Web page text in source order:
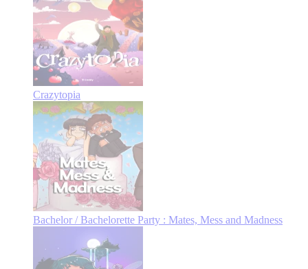
Crazytopia
Bachelor / Bachelorette Party : Mates, Mess and Madness